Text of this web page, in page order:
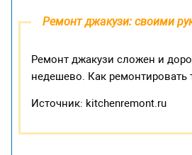
Ремонт джакузи: своими
Ремонт джакузи сложен и
недешево. Как ремонтировать
Источник: kitchenremont.ru